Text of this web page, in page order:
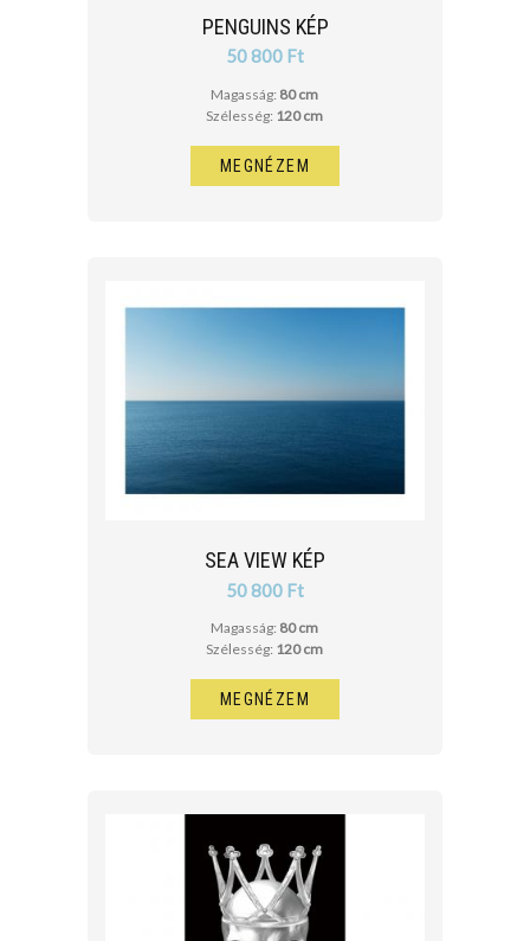
PENGUINS KÉP
50 800 Ft
Magasság: 80 cm
Szélesség: 120 cm
MEGNÉZEM
SEA VIEW KÉP
50 800 Ft
Magasság: 80 cm
Szélesség: 120 cm
MEGNÉZEM